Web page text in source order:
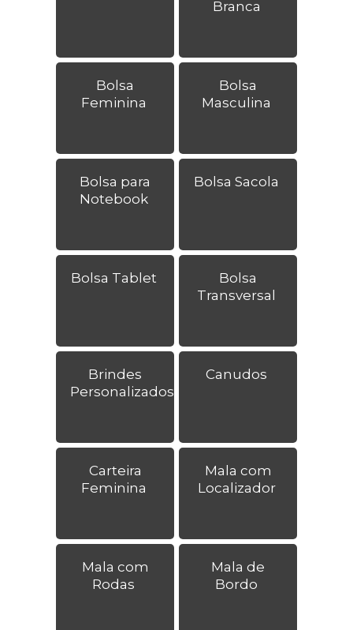
Branca
Bolsa
Feminina
Bolsa
Masculina
Bolsa para
Notebook
Bolsa Sacola
Bolsa Tablet
Bolsa
Transversal
Brindes
Personalizados
Canudos
Carteira
Feminina
Mala com
Localizador
Mala com
Rodas
Mala de
Bordo